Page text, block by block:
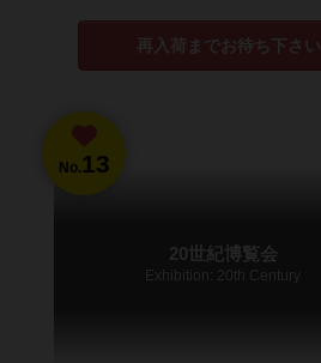
再入荷までお待ち下さい
No.13
20世紀博覧会
Exhibition: 20th Century